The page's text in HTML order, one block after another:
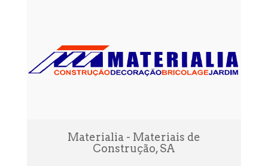
Materialia - Materiais de
Construção, SA